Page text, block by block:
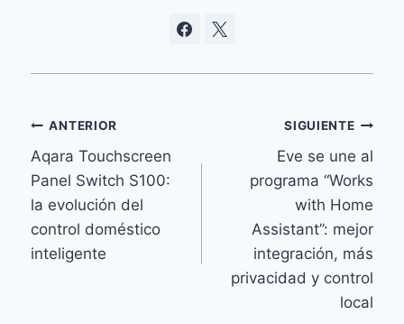
Navegación
de
entradas
ANTERIOR
Aqara Touchscreen
Panel Switch S100:
la evolución del
control doméstico
inteligente
SIGUIENTE
Eve se une al
programa “Works
with Home
Assistant”: mejor
integración, más
privacidad y control
local